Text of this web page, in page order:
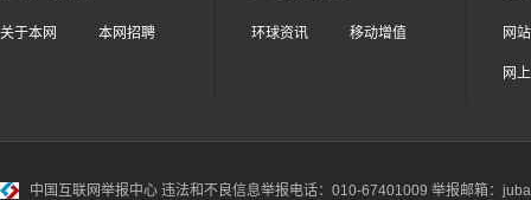
关于本网 本网招聘 环球资讯 移动增值 网
网
中国互联网举报中心 违法和不良信息举报电话：010-67401009 举报邮箱：